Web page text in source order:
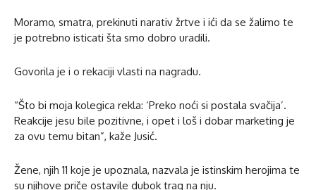
Moramo, smatra, prekinuti narativ žrtve i ići da se žalimo te
je potrebno isticati šta smo dobro uradili.
Govorila je i o rekaciji vlasti na nagradu.
“Što bi moja kolegica rekla: ‘Preko noći si postala svačija’.
Reakcije jesu bile pozitivne, i opet i loš i dobar marketing je
za ovu temu bitan”, kaže Jusić.
Žene, njih 11 koje je upoznala, nazvala je istinskim herojima te
su njihove priče ostavile dubok trag na nju.